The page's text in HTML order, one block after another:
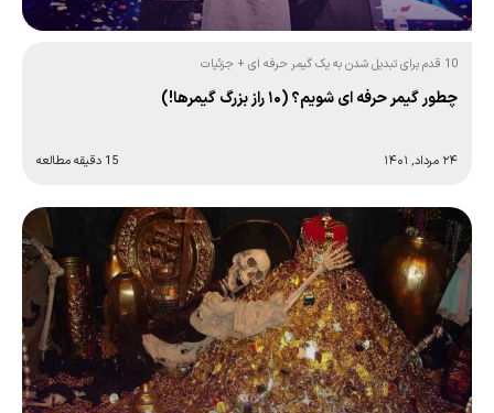
10 قدم برای تبدیل شدن به یک گیمر حرفه ای + جزئیات
چطور گیمر حرفه ای شویم؟ (۱۰ راز بزرگ گیمرها!)
۲۴ مرداد, ۱۴۰۱ 15 دقیقه مطالعه